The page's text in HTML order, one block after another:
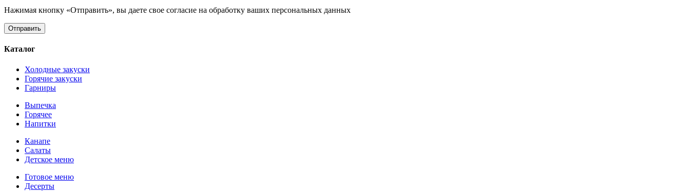
Нажимая кнопку «Отправить», вы даете свое согласие на обработку ваших персональных данных
Каталог
Холодные закуски
Горячие закуски
Гарниры
Выпечка
Горячее
Напитки
Канапе
Салаты
Детское меню
Готовое меню
Десерты